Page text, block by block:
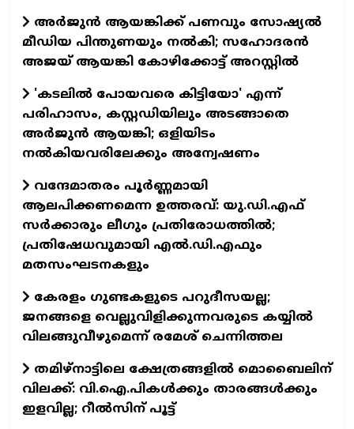
അർജുൻ ആയങ്കിക്ക് പണവും സോഷ്യൽ
മീഡിയ പിന്തുണയും നൽകി; സഹോദരൻ
അജയ് ആയങ്കി കോഴിക്കോട്ട് അറസ്റ്റിൽ
'കടലിൽ പോയവരെ കിട്ടിയോ' എന്ന്
പരിഹാസം, കസ്റ്റഡിയിലും അടങ്ങാതെ
അർജുൻ ആയങ്കി; ഒളിയിടം
നൽകിയവരിലേക്കും അന്വേഷണം
വന്ദേമാതരം പൂർണ്ണമായി
ആലപിക്കണമെന്ന ഉത്തരവ്: യു.ഡി.എഫ്
സർക്കാരും ലീഗും പ്രതിരോധത്തിൽ;
പ്രതിഷേധവുമായി എൽ.ഡി.എഫും
മതസംഘടനകളും
കേരളം ഗുണ്ടകളുടെ പറുദീസയല്ല;
ജനങ്ങളെ വെല്ലുവിളിക്കുന്നവരുടെ കയ്യിൽ
വിലങ്ങുവീഴുമെന്ന് രമേശ് ചെന്നിത്തല
തമിഴ്‌നാട്ടിലെ ക്ഷേത്രങ്ങളിൽ മൊബൈലിന്
വിലക്ക്: വി.ഐ.പികൾക്കും താരങ്ങൾക്കും
ഇളവില്ല; റീൽസിന് പൂട്ട്